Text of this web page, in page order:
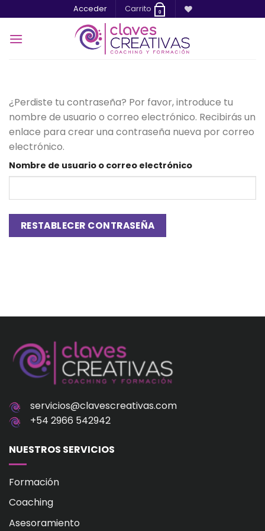
al
contenido
Acceder Carrito 0
¿Perdiste tu contraseña? Por favor, introduce tu
nombre de usuario o correo electrónico. Recibirás un
enlace para crear una contraseña nueva por correo
electrónico.
Nombre de usuario o correo electrónico
RESTABLECER CONTRASEÑA
servicios@clavescreativas.com
+54 2966 542942
NUESTROS SERVICIOS
Formación
Coaching
Asesoramiento